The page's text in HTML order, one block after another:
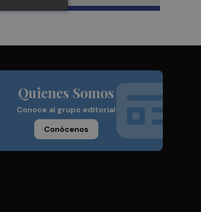
Quienes Somos
Conoce al grupo editorial
Conócenos